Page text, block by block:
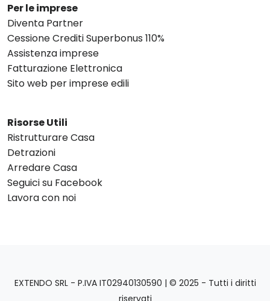
Per le imprese
Diventa Partner
Cessione Crediti Superbonus 110%
Assistenza imprese
Fatturazione Elettronica
Sito web per imprese edili
Risorse Utili
Ristrutturare Casa
Detrazioni
Arredare Casa
Seguici su Facebook
Lavora con noi
EXTENDO SRL - P.IVA IT02940130590 | © 2025 - Tutti i diritti
riservati